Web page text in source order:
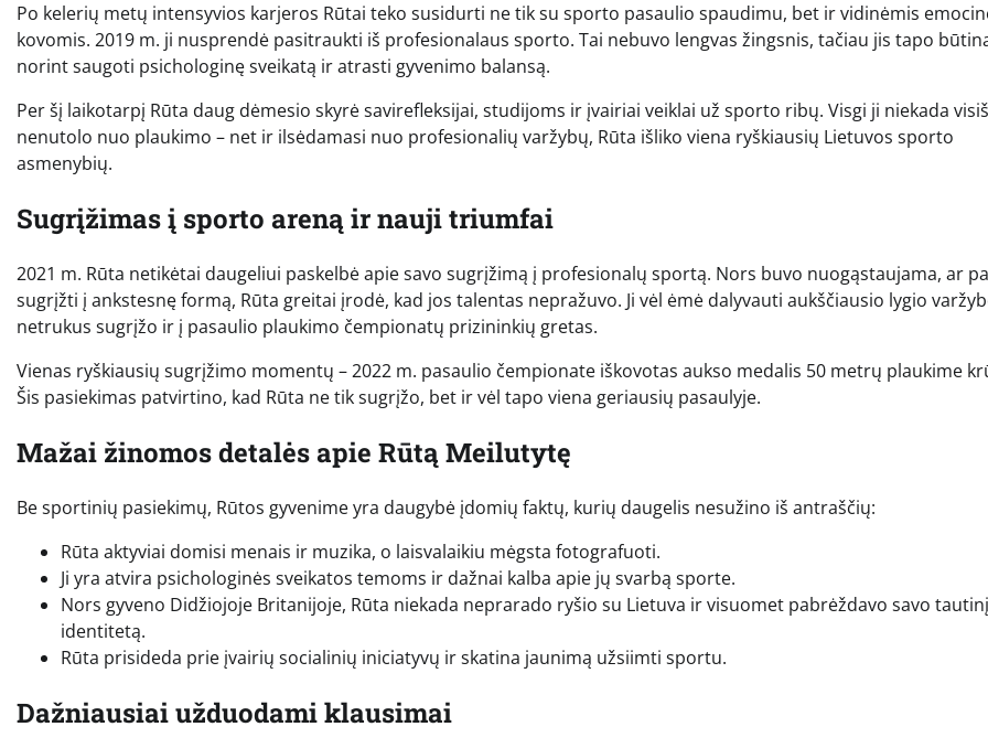
Po kelerių metų intensyvios karjeros Rūtai teko susidurti ne tik su sporto pasaulio spaudimu, bet ir vidinėmis
kovomis. 2019 m. ji nusprendė pasitraukti iš profesionalaus sporto. Tai nebuvo lengvas žingsnis, tačiau jis tapo
norint saugoti psichologinę sveikatą ir atrasti gyvenimo balansą.
Per šį laikotarpį Rūta daug dėmesio skyrė savirefleksijai, studijoms ir įvairiai veiklai už sporto ribų. Visgi ji niekada
nenutolo nuo plaukimo – net ir ilsėdamasi nuo profesionalių varžybų, Rūta išliko viena ryškiausių Lietuvos sporto
asmenybių.
Sugrįžimas į sporto areną ir nauji triumfai
2021 m. Rūta netikėtai daugeliui paskelbė apie savo sugrįžimą į profesionalų sportą. Nors buvo nuogąstaujama, ar
sugrįžti į ankstesnę formą, Rūta greitai įrodė, kad jos talentas nepražuvo. Ji vėl ėmė dalyvauti aukščiausio lygio
netrukus sugrįžo ir į pasaulio plaukimo čempionatų prizininkių gretas.
Vienas ryškiausių sugrįžimo momentų – 2022 m. pasaulio čempionate iškovotas aukso medalis 50 metrų plaukime
Šis pasiekimas patvirtino, kad Rūta ne tik sugrįžo, bet ir vėl tapo viena geriausių pasaulyje.
Mažai žinomos detalės apie Rūtą Meilutytę
Be sportinių pasiekimų, Rūtos gyvenime yra daugybė įdomių faktų, kurių daugelis nesužino iš antraščių:
Rūta aktyviai domisi menais ir muzika, o laisvalaikiu mėgsta fotografuoti.
Ji yra atvira psichologinės sveikatos temoms ir dažnai kalba apie jų svarbą sporte.
Nors gyveno Didžiojoje Britanijoje, Rūta niekada neprarado ryšio su Lietuva ir visuomet pabrėždavo savo tautinį
identitetą.
Rūta prisideda prie įvairių socialinių iniciatyvų ir skatina jaunimą užsiimti sportu.
Dažniausiai užduodami klausimai